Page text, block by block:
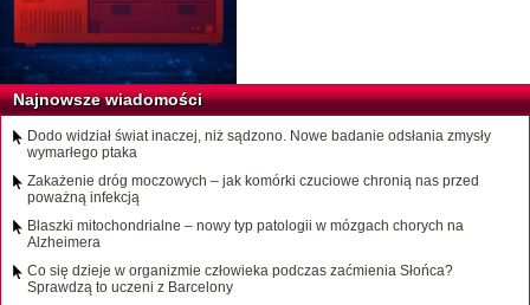
Najnowsze wiadomości
Dodo widział świat inaczej, niż sądzono. Nowe badanie odsłania zmysły
wymarłego ptaka
Zakażenie dróg moczowych – jak komórki czuciowe chronią nas przed
poważną infekcją
Blaszki mitochondrialne – nowy typ patologii w mózgach chorych na
Alzheimera
Co się dzieje w organizmie człowieka podczas zaćmienia Słońca?
Sprawdzą to uczeni z Barcelony